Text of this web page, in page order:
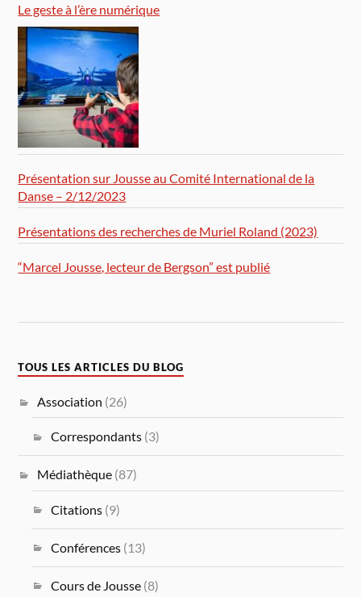
Le geste à l’ère numérique
Présentation sur Jousse au Comité International de la
Danse – 2/12/2023
Présentations des recherches de Muriel Roland (2023)
“Marcel Jousse, lecteur de Bergson” est publié
TOUS LES ARTICLES DU BLOG
Association (26)
Correspondants(3)
Médiathèque (87)
Citations(9)
Conférences(13)
Cours de Jousse(8)